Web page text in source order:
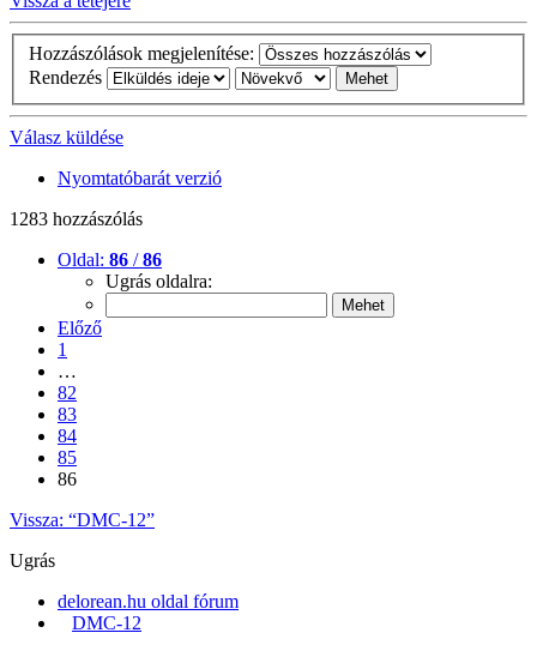
Hozzászólások megjelenítése:
Rendezés
Válasz küldése
Nyomtatóbarát verzió
1283 hozzászólás
Oldal: 86 /86
Ugrás oldalra:
Előző
1
…
82
83
84
85
86
Vissza: “DMC-12”
Ugrás
delorean.hu oldal fórum
DMC-12